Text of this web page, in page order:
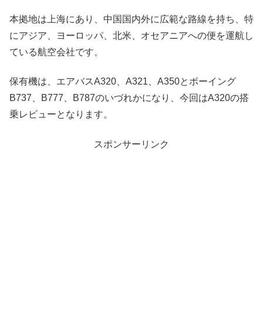
本拠地は上海にあり、中国国内外に広範な路線を持ち、特
にアジア、ヨーロッパ、北米、オセアニアへの便を運航し
ている航空会社です。
保有機は、エアバスA320、A321、A350とボーイング
B737、B777、B787のいづれかになり、今回はA320の搭
乗レビューとなります。
スポンサーリンク